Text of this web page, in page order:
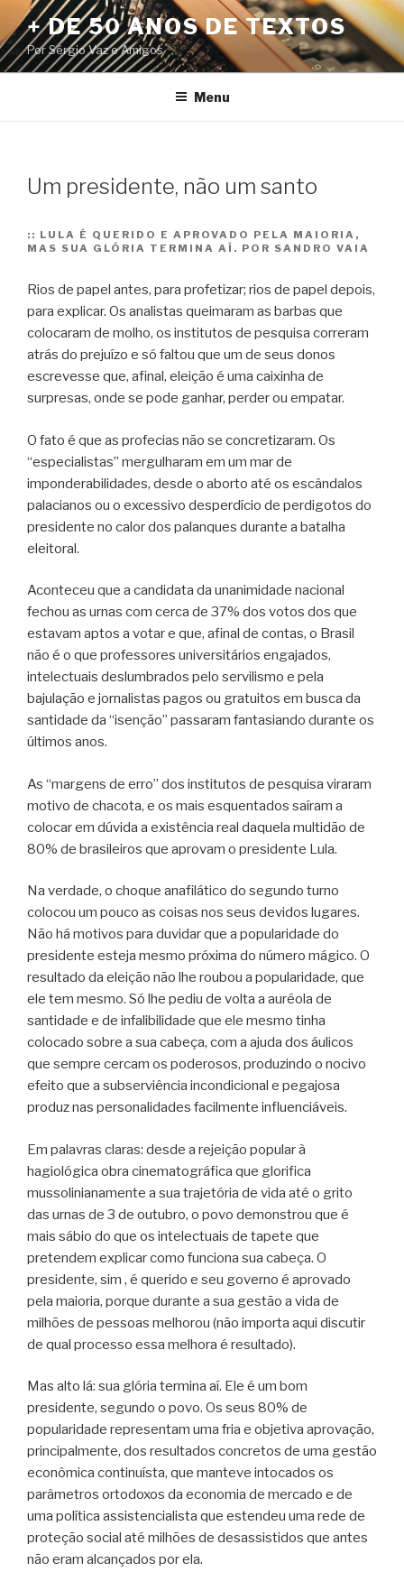
Pular
para
o
conteúdo
+ DE 50 ANOS DE TEXTOS
Por Sérgio Vaz e Amigos
Menu
Um presidente, não um santo
:: LULA É QUERIDO E APROVADO PELA MAIORIA,
MAS SUA GLÓRIA TERMINA AÍ. POR SANDRO VAIA
Rios de papel antes, para profetizar; rios de papel depois,
para explicar. Os analistas queimaram as barbas que
colocaram de molho, os institutos de pesquisa correram
atrás do prejuízo e só faltou que um de seus donos
escrevesse que, afinal, eleição é uma caixinha de
surpresas, onde se pode ganhar, perder ou empatar.
O fato é que as profecias não se concretizaram. Os
“especialistas” mergulharam em um mar de
imponderabilidades, desde o aborto até os escândalos
palacianos ou o excessivo desperdício de perdigotos do
presidente no calor dos palanques durante a batalha
eleitoral.
Aconteceu que a candidata da unanimidade nacional
fechou as urnas com cerca de 37% dos votos dos que
estavam aptos a votar e que, afinal de contas, o Brasil
não é o que professores universitários engajados,
intelectuais deslumbrados pelo servilismo e pela
bajulação e jornalistas pagos ou gratuitos em busca da
santidade da “isenção” passaram fantasiando durante os
últimos anos.
As “margens de erro” dos institutos de pesquisa viraram
motivo de chacota, e os mais esquentados saíram a
colocar em dúvida a existência real daquela multidão de
80% de brasileiros que aprovam o presidente Lula.
Na verdade, o choque anafilático do segundo turno
colocou um pouco as coisas nos seus devidos lugares.
Não há motivos para duvidar que a popularidade do
presidente esteja mesmo próxima do número mágico. O
resultado da eleição não lhe roubou a popularidade, que
ele tem mesmo. Só lhe pediu de volta a auréola de
santidade e de infalibilidade que ele mesmo tinha
colocado sobre a sua cabeça, com a ajuda dos áulicos
que sempre cercam os poderosos, produzindo o nocivo
efeito que a subserviência incondicional e pegajosa
produz nas personalidades facilmente influenciáveis.
Em palavras claras: desde a rejeição popular à
hagiológica obra cinematográfica que glorifica
mussolinianamente a sua trajetória de vida até o grito
das urnas de 3 de outubro, o povo demonstrou que é
mais sábio do que os intelectuais de tapete que
pretendem explicar como funciona sua cabeça. O
presidente, sim , é querido e seu governo é aprovado
pela maioria, porque durante a sua gestão a vida de
milhões de pessoas melhorou (não importa aqui discutir
de qual processo essa melhora é resultado).
Mas alto lá: sua glória termina aí. Ele é um bom
presidente, segundo o povo. Os seus 80% de
popularidade representam uma fria e objetiva aprovação,
principalmente, dos resultados concretos de uma gestão
econômica continuísta, que manteve intocados os
parâmetros ortodoxos da economia de mercado e de
uma política assistencialista que estendeu uma rede de
proteção social até milhões de desassistidos que antes
não eram alcançados por ela.